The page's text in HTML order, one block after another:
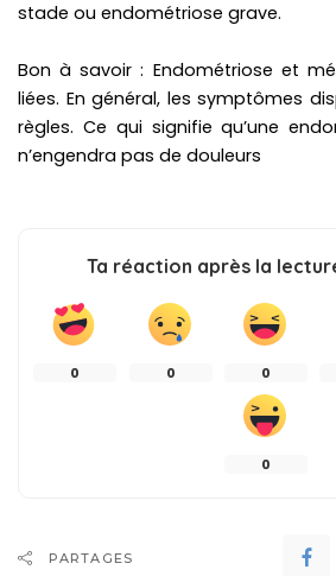
stade ou endométriose grave.
Bon à savoir : Endométriose et
liées. En général, les symptômes
règles. Ce qui signifie qu’une
n’engendra pas de douleurs
Ta réaction après la
0 0 0
0
PARTAGES